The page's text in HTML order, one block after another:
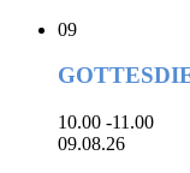
09
10.00 -11.00
09.08.26